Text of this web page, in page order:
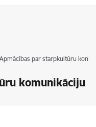
Apmācības par starpkultūru
komunikāciju